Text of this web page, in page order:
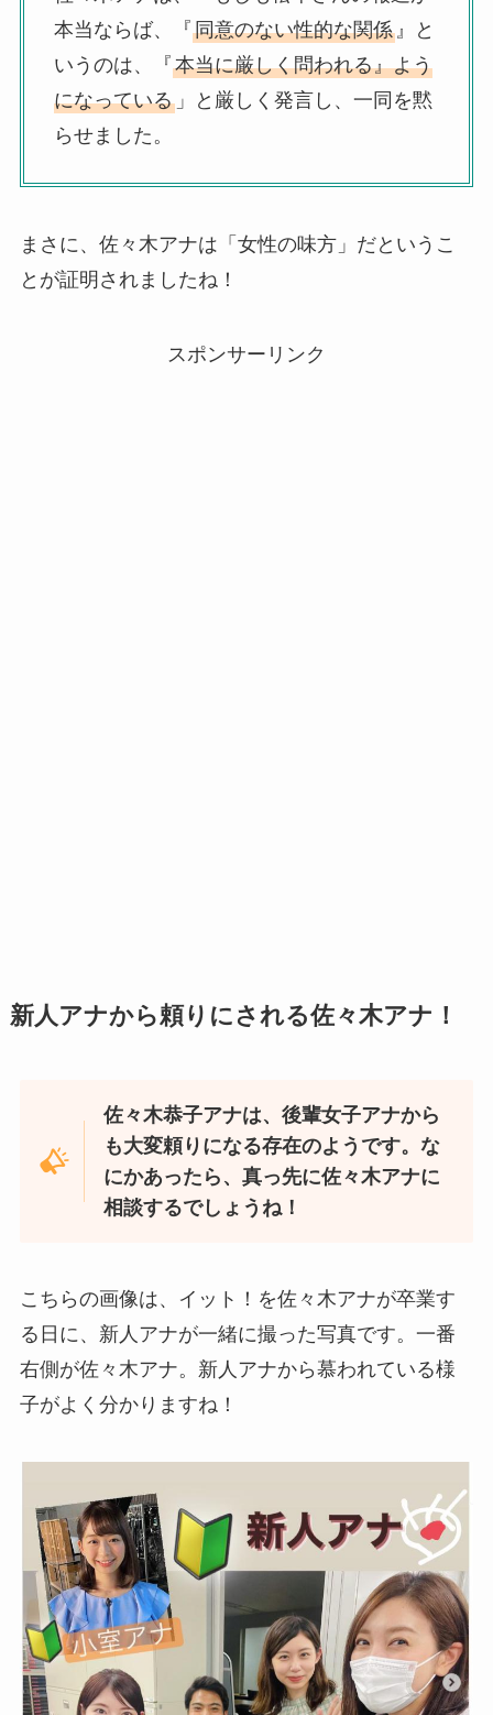
本当ならば、『同意のない性的な関係』と
いうのは、『本当に厳しく問われる』よう
になっている」と厳しく発言し、一同を黙
らせました。
まさに、佐々木アナは「女性の味方」だというこ
とが証明されましたね！
スポンサーリンク
新人アナから頼りにされる佐々木アナ！
佐々木恭子アナは、後輩女子アナから
も大変頼りになる存在のようです。な
にかあったら、真っ先に佐々木アナに
相談するでしょうね！
こちらの画像は、イット！を佐々木アナが卒業す
る日に、新人アナが一緒に撮った写真です。一番
右側が佐々木アナ。新人アナから慕われている様
子がよく分かりますね！